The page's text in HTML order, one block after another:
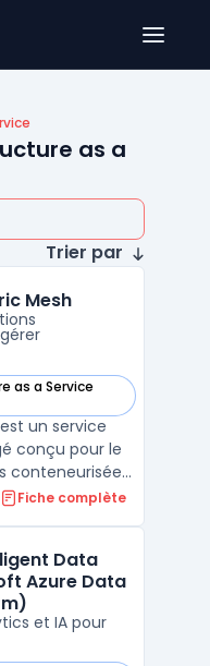
as a
Trier par
Mesh
as a Service
dans cette catégorie
un service
conçu pour le
conteneurisées,
des
concentrer sur
Fiche complète
Data
Azure Data
et IA pour